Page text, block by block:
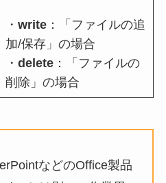
・ write：「ファイルの追
加/保存」の場合
・ delete：「ファイルの
削除」の場合
などのOffice製品